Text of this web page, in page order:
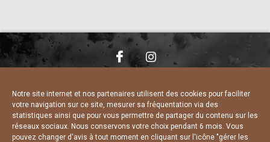
Notre site internet et nos partenaires utilisent des cookies pour faciliter
votre navigation sur ce site, mesurer sa fréquentation via des
statistiques ainsi que pour vous permettre de partager du contenu sur les
réseaux sociaux. Nous conservons votre choix pendant 6 mois. Vous
pouvez changer d'avis à tout moment en cliquant sur l'icône "gérer les
CHARTE DE CONFIDENTIALITÉ
DÉCLARATION DE CONFIDENTIALITÉ
POLITIQUE D’UTILISATION DES COOKIES
RÉALISÉ PAR L’AGENCE WEB A3 WEB